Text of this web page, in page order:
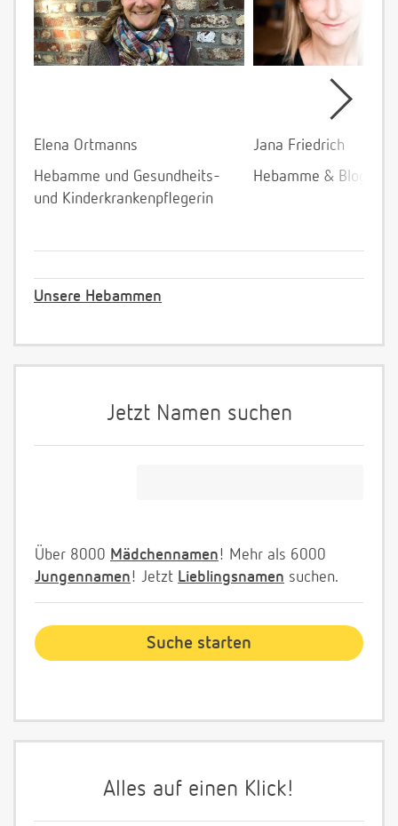
Elena Ortmanns
Hebamme und Gesundheits-
und Kinderkrankenpflegerin
Jana Friedrich
Hebamme &
Unsere Hebammen
Jetzt Namen suchen
Über 8000 Mädchennamen! Mehr als 6000
Jungennamen! Jetzt Lieblingsnamen suchen.
Alles auf einen Klick!